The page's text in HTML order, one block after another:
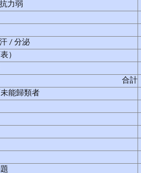
力弱
/ 分泌
）
合計
能歸類者